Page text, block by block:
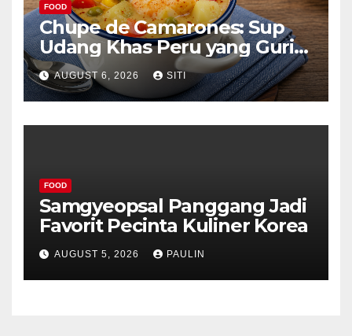
FOOD
Chupe de Camarones: Sup
Udang Khas Peru yang Gurih
Lezat
AUGUST 6, 2026 SITI
FOOD
Samgyeopsal Panggang Jadi
Favorit Pecinta Kuliner Korea
AUGUST 5, 2026 PAULIN